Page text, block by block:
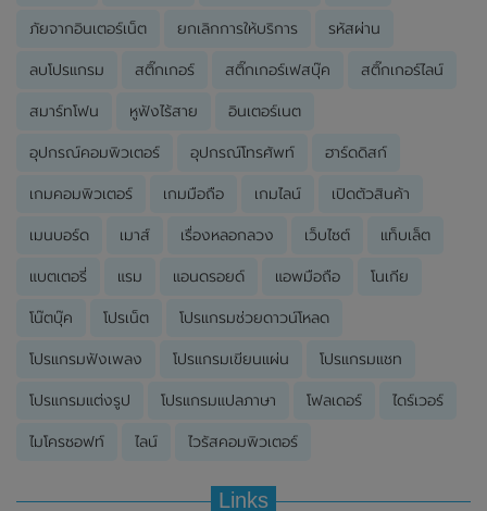
ภัยจากอินเตอร์เน็ต ยกเลิกการให้บริการ รหัสผ่าน
ลบโปรแกรม สติ๊กเกอร์ สติ๊กเกอร์เฟสบุ๊ค สติ๊กเกอร์ไลน์
สมาร์ทโฟน หูฟังไร้สาย อินเตอร์เนต
อุปกรณ์คอมพิวเตอร์ อุปกรณ์โทรศัพท์ ฮาร์ดดิสก์
เกมคอมพิวเตอร์ เกมมือถือ เกมไลน์ เปิดตัวสินค้า
เมนบอร์ด เมาส์ เรื่องหลอกลวง เว็บไซต์ แท็บเล็ต
แบตเตอรี่ แรม แอนดรอยด์ แอพมือถือ โนเกีย
โน๊ตบุ๊ค โปรเน็ต โปรแกรมช่วยดาวน์โหลด
โปรแกรมฟังเพลง โปรแกรมเขียนแผ่น โปรแกรมแชท
โปรแกรมแต่งรูป โปรแกรมแปลภาษา โฟลเดอร์ ไดร์เวอร์
ไมโครซอฟท์ ไลน์ ไวรัสคอมพิวเตอร์
Links